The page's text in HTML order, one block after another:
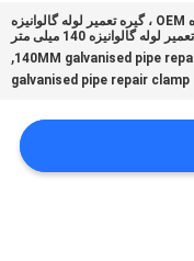
گیره تعمیر لوله گالوانیزه OEM ، گیره تعمیر لوله گالوانیزه
140MM galvanised pipe
,
galvanised pipe repair clamp